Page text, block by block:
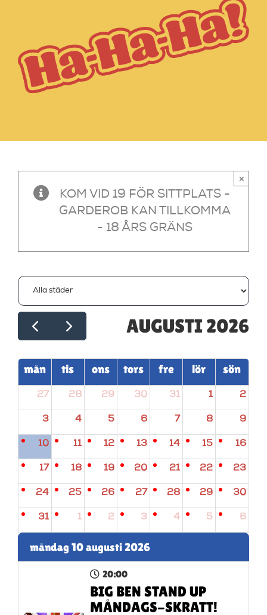
KOM VID 19 FÖR SITTPLATS -
GARDEROB KAN TILLKOMMA
- 18 ÅRS GRÄNS
×
AUGUSTI 2026
mån tis ons tors fre lör sön
27 28 29 30 31 1 2
3 4 5 6 7 8 9
10 11 12 13 14 15 16
17 18 19 20 21 22 23
24 25 26 27 28 29 30
31 1 2 3 4 5 6
måndag 10 augusti 2026
20:00
BIG BEN STAND UP
MÅNDAGS-SKRATT!